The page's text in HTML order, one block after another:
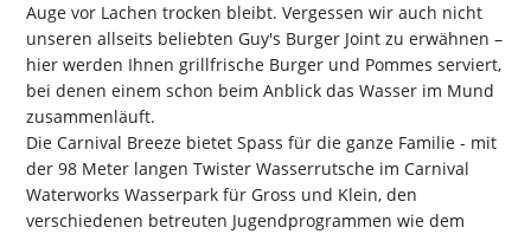
Auge vor Lachen trocken bleibt. Vergessen wir auch nicht
unseren allseits beliebten Guy's Burger Joint zu erwähnen –
hier werden Ihnen grillfrische Burger und Pommes serviert,
bei denen einem schon beim Anblick das Wasser im Mund
zusammenläuft.
Die Carnival Breeze bietet Spass für die ganze Familie - mit
der 98 Meter langen Twister Wasserrutsche im Carnival
Waterworks Wasserpark für Gross und Klein, den
verschiedenen betreuten Jugendprogrammen wie dem